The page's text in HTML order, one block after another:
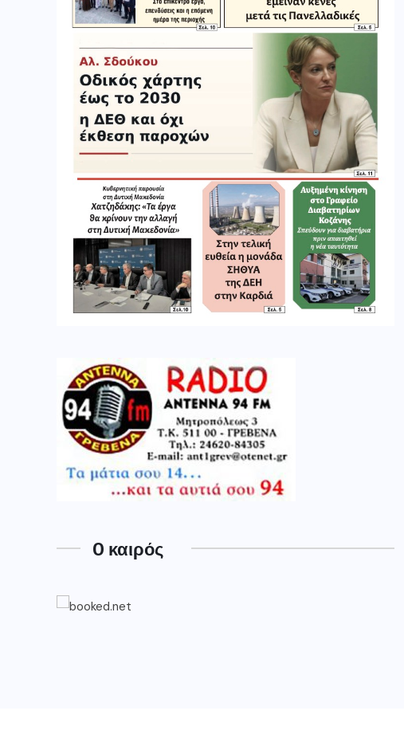
O καιρός